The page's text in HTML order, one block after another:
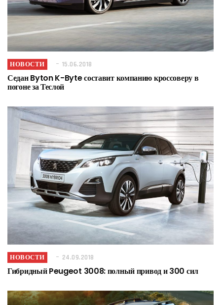
НОВОСТИ 15.06.2018
Седан Byton K-Byte составит компанию кроссоверу в
погоне за Теслой
НОВОСТИ 24.09.2018
Гибридный Peugeot 3008: полный привод и 300 сил